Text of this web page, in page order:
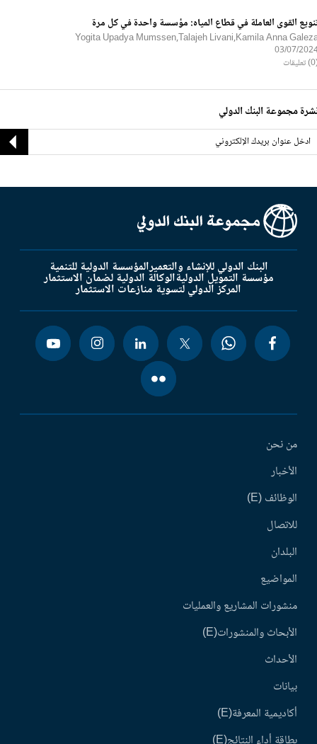
القوى العاملة في قطاع المياه: مؤسسة واحدة في كل مرة
Yogita Upadya Mumssen,Talajeh Livani,Kamila Anna
03/07/
مجموعة البنك الدولي
البنك الدولي للإنشاء والتعميرالمؤسسة الدولية للتنمية
مؤسسة التمويل الدوليةالوكالة الدولية لضمان الاستثمار
المركز الدولي لتسوية منازعات الاستثمار
من نحن
الأخبار
الوظائف (E)
للاتصال
البلدان
المواضيع
منشورات المشاريع والعمليات
الأبحاث والمنشورات(E)
الأحداث
بيانات
أكاديمية المعرفة(E)